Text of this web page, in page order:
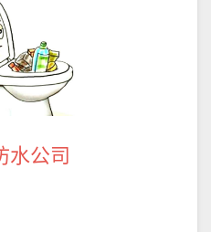
水公司